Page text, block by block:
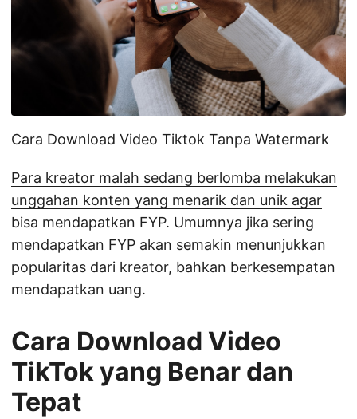
Cara Download Video Tiktok Tanpa Watermark
Para kreator malah sedang berlomba melakukan
unggahan konten yang menarik dan unik agar
bisa mendapatkan FYP. Umumnya jika sering
mendapatkan FYP akan semakin menunjukkan
popularitas dari kreator, bahkan berkesempatan
mendapatkan uang.
Cara Download Video
TikTok yang Benar dan
Tepat